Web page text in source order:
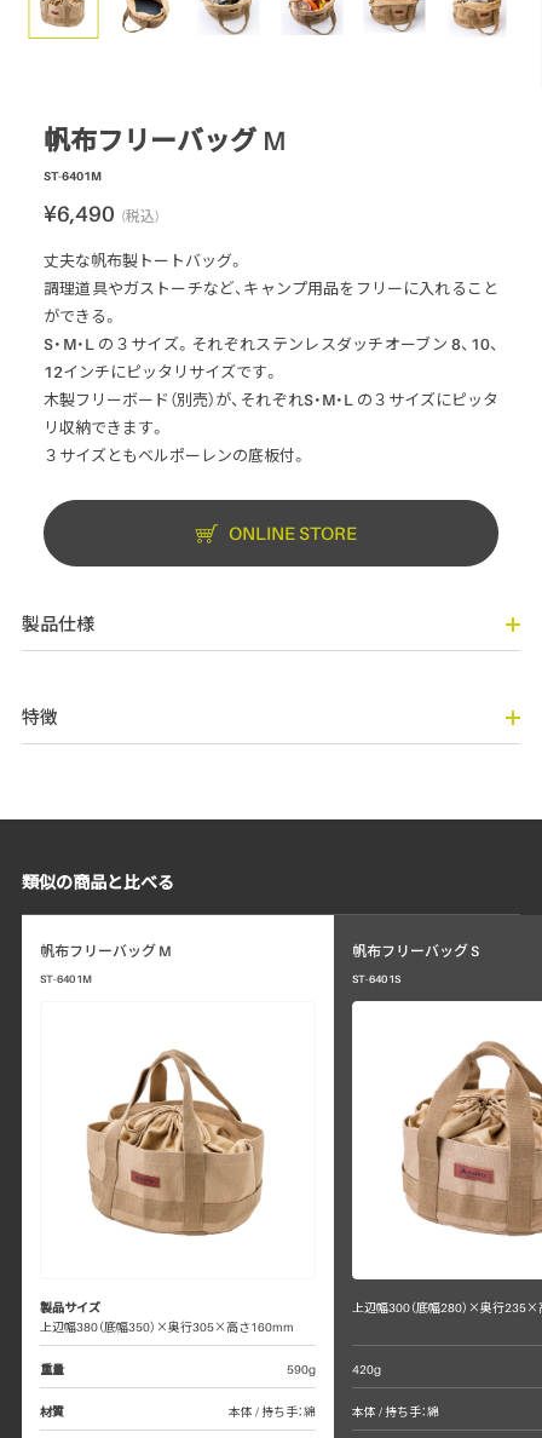
パーツ・部品
帆布フリーバッグ M
ST-6401M
¥6,490 (税込)
丈夫な帆布製トートバッグ。
調理道具やガストーチなど、キャンプ用品をフリーに入れること
ができる。
S・M・L の３サイズ。それぞれステンレスダッチオーブン 8、10、
12インチにピッタリサイズです。
木製フリーボード（別売）が、それぞれS・M・L の３サイズにピッタ
リ収納できます。
３サイズともベルポーレンの底板付。
ONLINE STORE
製品仕様
特徴
類似の商品と比べる
帆布フリーバッグ M
ST-6401M
製品サイズ
上辺幅380（底幅350）×奥行305×高さ160mm
重量 590g
材質 本体 / 持ち手：綿
帆布フリーバッグ S
ST-6401S
上辺幅300（底幅280）×奥行
420g
本体 / 持ち手：綿